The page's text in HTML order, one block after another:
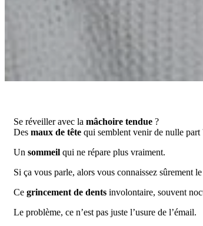
Se réveiller avec la mâchoire tendue ?
Des maux de tête qui semblent venir de nulle part
Un sommeil qui ne répare plus vraiment.
Si ça vous parle, alors vous connaissez sûrement le
Ce grincement de dents involontaire, souvent
Le problème, ce n’est pas juste l’usure de l’émail.